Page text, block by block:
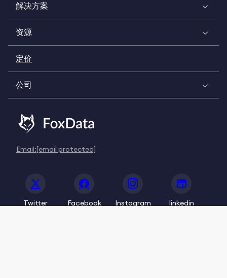
解决方案
资源
定价
公司
Email:[email protected]
Twitter Facebook Instagram linkedin